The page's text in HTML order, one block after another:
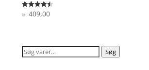
Vurderet
4.5
kr.409,00
Søg
Søg